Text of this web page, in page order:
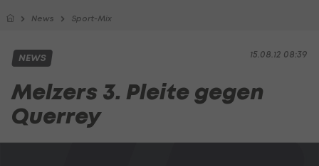
News Sport-Mix
15.08.12 08:39
NEWS
Melzers 3. Pleite gegen
Querrey